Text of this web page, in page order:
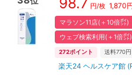
円/枚 1,870
マラソン11店(＋10倍㌽)
ウェブ検索利用(＋1倍㌽)
272ポイント 送料770円
楽天24 ヘルスケア館